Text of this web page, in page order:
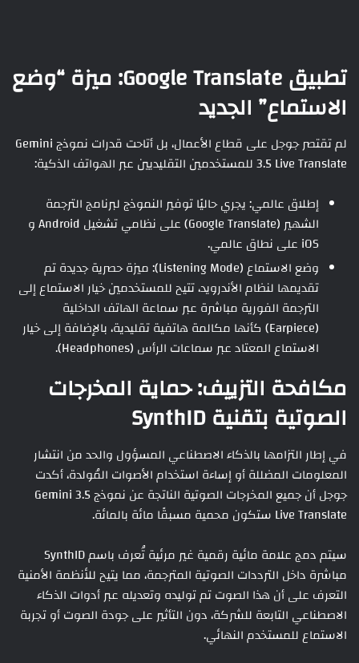
تطبيق Google Translate: ميزة “وضع
الاستماع” الجديد
لم تقتصر جوجل على قطاع الأعمال، بل أتاحت قدرات نموذج Gemini
3.5 Live Translate للمستخدمين التقليديين عبر الهواتف الذكية:
إطلاق عالمي: يجري حاليًا توفير النموذج لبرنامج الترجمة
الشهير (Google Translate) على نظامي تشغيل Android و
iOS على نطاق عالمي.
وضع الاستماع (Listening Mode): ميزة حصرية جديدة تم
تقديمها لنظام الأندرويد، تتيح للمستخدمين خيار الاستماع إلى
الترجمة الفورية مباشرة عبر سماعة الهاتف الداخلية
(Earpiece) كأنها مكالمة هاتفية تقليدية، بالإضافة إلى خيار
الاستماع المعتاد عبر سماعات الرأس (Headphones).
مكافحة التزييف: حماية المخرجات
الصوتية بتقنية SynthID
في إطار التزامها بالذكاء الاصطناعي المسؤول والحد من انتشار
المعلومات المضللة أو إساءة استخدام الأصوات المُولدة، أكدت
جوجل أن جميع المخرجات الصوتية الناتجة عن نموذج Gemini 3.5
Live Translate ستكون محمية مسبقًا مائة بالمائة.
سيتم دمج علامة مائية رقمية غير مرئية تُعرف باسم SynthID
مباشرة داخل الترددات الصوتية المترجمة، مما يتيح للأنظمة الأمنية
التعرف على أن هذا الصوت تم توليده وتعديله عبر أدوات الذكاء
الاصطناعي التابعة للشركة، دون التأثير على جودة الصوت أو تجربة
الاستماع للمستخدم النهائي.